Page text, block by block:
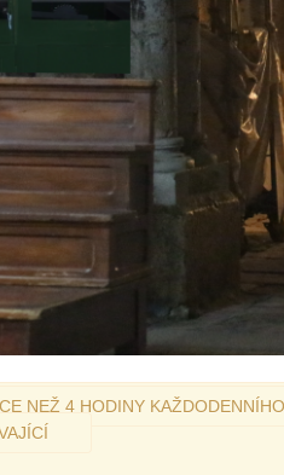
Vydání
Vydání
Vydání
Vydání
Vydání
Vydání
Vydání
Vydání
Vydání
NEŽ 4 HODINY